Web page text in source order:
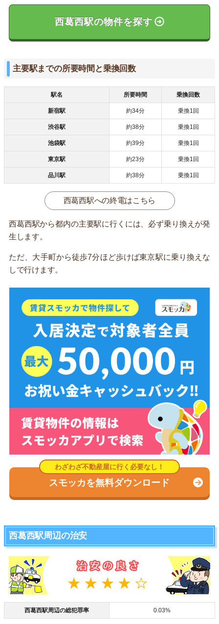
西葛西駅の物件を探す
主要駅までの所要時間と乗換回数
駅名 所要時間 乗換回数
新宿駅 約34分 乗換1回
渋谷駅 約38分 乗換1回
池袋駅 約39分 乗換1回
東京駅 約23分 乗換1回
品川駅 約38分 乗換1回
西葛西駅への終電はこちら
西葛西駅から都内の主要駅に行くには、必ず乗り換えが発
生します。
ただ、大手町から徒歩7分ほど歩けば東京駅に乗り換えな
しで行けます。
スモッカを無料ダウンロード
西葛西駅周辺の治安
西葛西駅周辺の総犯罪率 0.03%